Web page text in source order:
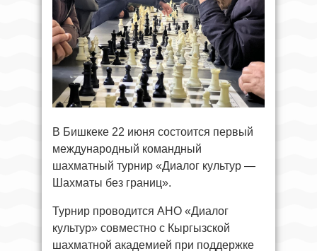
В Бишкеке 22 июня состоится первый
международный командный
шахматный турнир «Диалог культур —
Шахматы без границ».
Турнир проводится АНО «Диалог
культур» совместно с Кыргызской
шахматной академией при поддержке